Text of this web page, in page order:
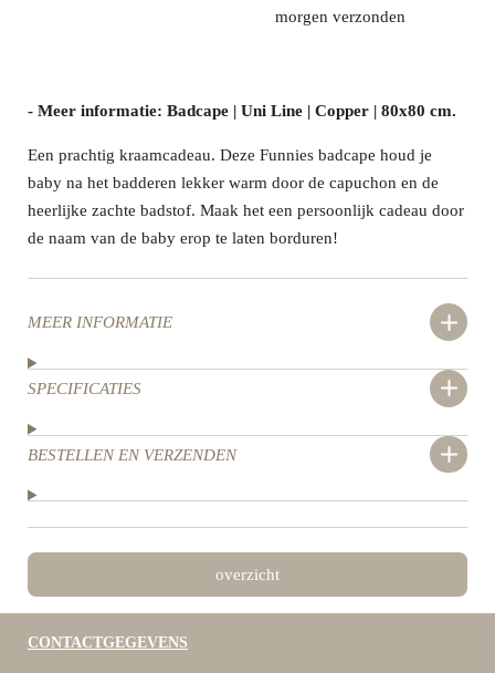
morgen verzonden
- Meer informatie: Badcape | Uni Line | Copper | 80x80 cm.
Een prachtig kraamcadeau. Deze Funnies badcape houd je
baby na het badderen lekker warm door de capuchon en de
heerlijke zachte badstof. Maak het een persoonlijk cadeau door
de naam van de baby erop te laten borduren!
MEER INFORMATIE
SPECIFICATIES
BESTELLEN EN VERZENDEN
overzicht
CONTACTGEGEVENS